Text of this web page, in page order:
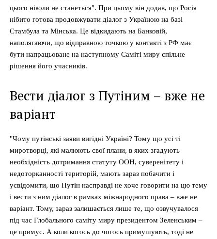
цього ніколи не станеться". При цьому він додав, що Росія
нібито готова продовжувати діалог з Україною на базі
Стамбула та Мінська. Це відкидають на Банковій,
наполягаючи, що відправною точкою у контакті з РФ має
бути напрацьоване на наступному Саміті миру спільне
рішення його учасників.
Вести діалог з Путіним – вже не
варіант
"Чому путінські заяви вигідні Україні? Тому що усі ті
миротворці, які малюють свої плани, в яких згадують
необхідність дотримання статуту ООН, суверенітету і
недоторканності територій, мають зараз побачити і
усвідомити, що Путін насправді не хоче говорити на цю тему
і вести з ним діалог в рамках міжнародного права – вже не
варіант. Тому, зараз залишається лише те, що озвучувалося
під час Глобального саміту миру президентом Зеленським –
це примус. А коли когось до чогось примушують, тоді не